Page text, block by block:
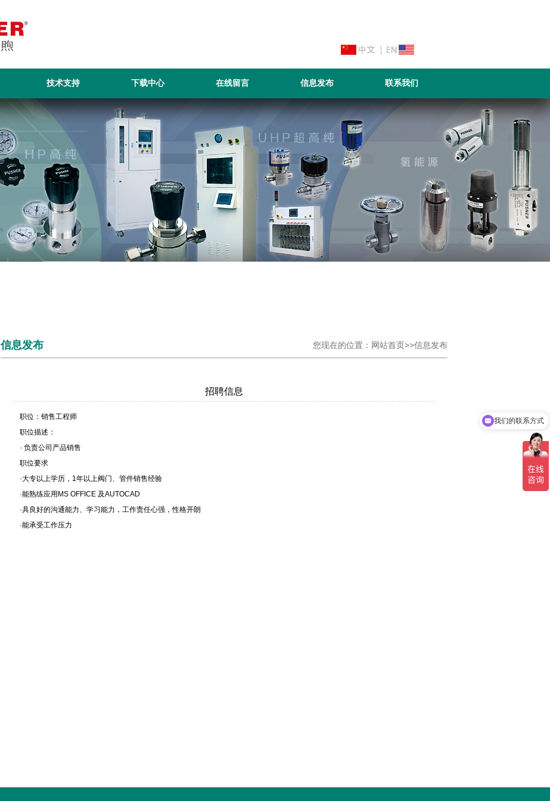
技术支持 下载中心 在线留言 信息发布 联系我们
信息发布 您现在的位置：网站首页>>信息发布
招聘信息
职位：销售工程师
职位描述：
· 负责公司产品销售
职位要求
·大专以上学历，1年以上阀门、管件销售经验
·能熟练应用MS OFFICE 及AUTOCAD
·具良好的沟通能力、学习能力，工作责任心强，性格开朗
·能承受工作压力
我们的联系方式